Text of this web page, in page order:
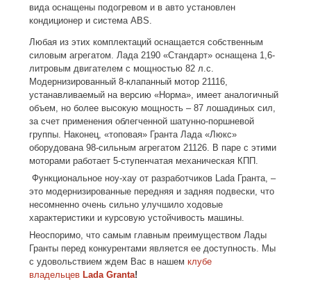
вида оснащены подогревом и в авто установлен
кондиционер и система ABS.
Любая из этих комплектаций оснащается собственным
силовым агрегатом. Лада 2190 «Стандарт» оснащена 1,6-
литровым двигателем с мощностью 82 л.с.
Модернизированный 8-клапанный мотор 21116,
устанавливаемый на версию «Норма», имеет аналогичный
объем, но более высокую мощность – 87 лошадиных сил,
за счет применения облегченной шатунно-поршневой
группы. Наконец, «топовая» Гранта Лада «Люкс»
оборудована 98-сильным агрегатом 21126. В паре с этими
моторами работает 5-ступенчатая механическая КПП.
Функциональное ноу-хау от разработчиков Lada Гранта, –
это модернизированные передняя и задняя подвески, что
несомненно очень сильно улучшило ходовые
характеристики и курсовую устойчивость машины.
Неоспоримо, что самым главным преимуществом Лады
Гранты перед конкурентами является ее доступность. Мы
с удовольствием ждем Вас в нашемклубе
владельцевLada Granta!